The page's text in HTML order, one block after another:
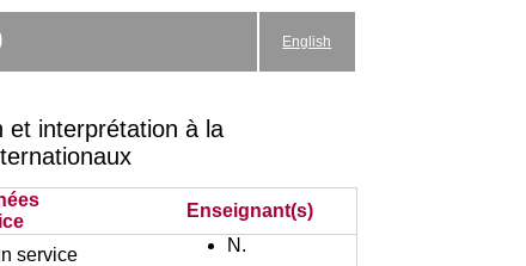
English
et interprétation à la
Enseignant(s)
service N.